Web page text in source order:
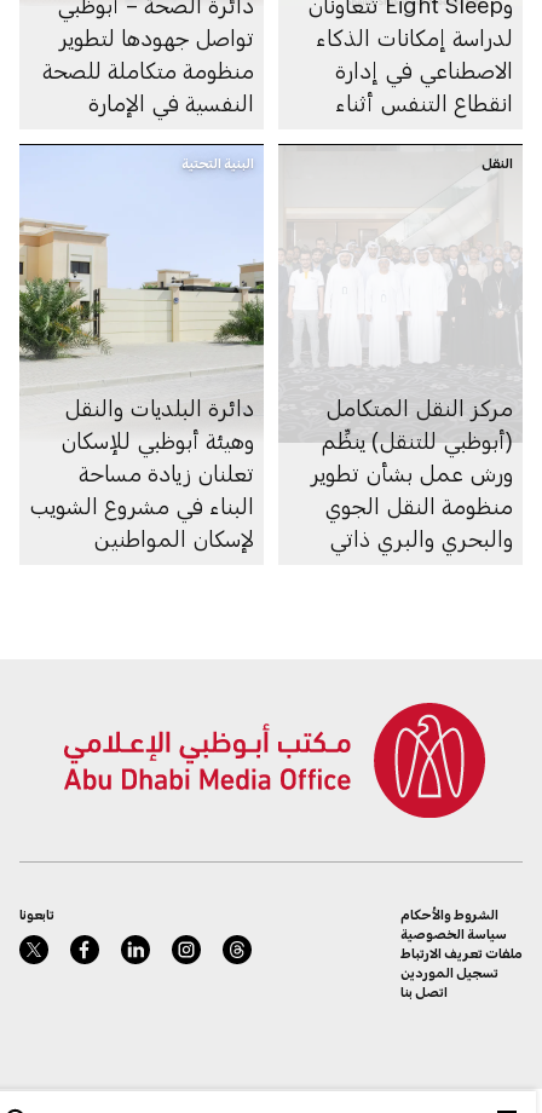
لدراسة إمكانات الذكاء
الاصطناعي في إدارة
انقطاع التنفس أثناء
تواصل جهودها لتطوير
منظومة متكاملة للصحة
النفسية في الإمارة
النقل
مركز النقل المتكامل
(أبوظبي للتنقل) ينظِّم
ورش عمل بشأن تطوير
منظومة النقل الجوي
والبحري والبري ذاتي
البنية التحتية
دائرة البلديات والنقل
وهيئة أبوظبي للإسكان
تعلنان زيادة مساحة
البناء في مشروع الشويب
لإسكان المواطنين
تابعونا
الشروط والأحكام
سياسة الخصوصية
ملفات تعريف الارتباط
تسجيل الموردين
اتصل بنا